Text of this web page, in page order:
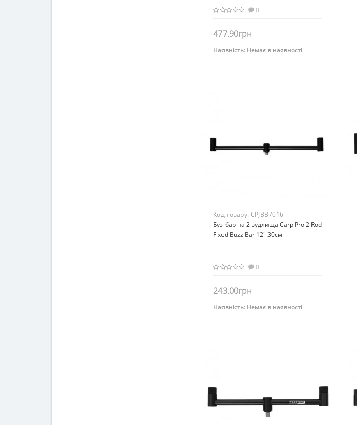
0
477.90грн
Немає на складі
Наявність: Немає в наявності
Код товару: CPJBB7016
Буз-бар на 2 вудлища Carp Pro 2 Rod
Fixed Buzz Bar 12" 30см
0
243.00грн
Немає на складі
Наявність: Немає в наявності